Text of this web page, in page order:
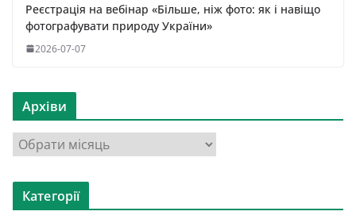
Реєстрація на вебінар «Більше, ніж фото: як і навіщо
фотографувати природу України»
2026-07-07
Архіви
р
х
Категорії